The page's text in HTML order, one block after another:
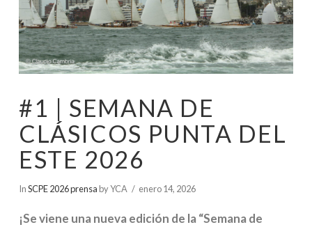
#1 | SEMANA DE
CLÁSICOS PUNTA DEL
ESTE 2026
InSCPE 2026 prensa by YCA enero 14, 2026
¡Se viene una nueva edición de la “Semana de